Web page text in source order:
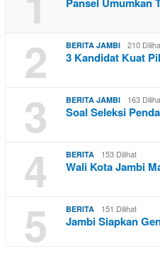
2 BERITA JAMBI 210
3 Kandidat Kuat
3 BERITA JAMBI 163
Soal Seleksi
4 BERITA 153 Dilihat
Wali Kota Jambi
5 BERITA 151 Dilihat
Jambi Siapkan